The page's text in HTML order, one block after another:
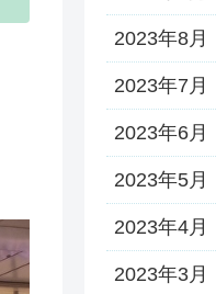
2023年8月
2023年7月
2023年6月
2023年5月
2023年4月
2023年3月